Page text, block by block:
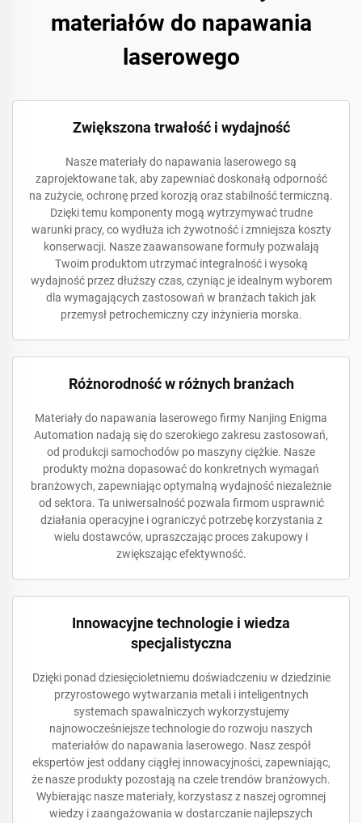
materiałów do napawania
laserowego
Zwiększona trwałość i wydajność
Nasze materiały do napawania laserowego są
zaprojektowane tak, aby zapewniać doskonałą odporność
na zużycie, ochronę przed korozją oraz stabilność termiczną.
Dzięki temu komponenty mogą wytrzymywać trudne
warunki pracy, co wydłuża ich żywotność i zmniejsza koszty
konserwacji. Nasze zaawansowane formuły pozwalają
Twoim produktom utrzymać integralność i wysoką
wydajność przez dłuższy czas, czyniąc je idealnym wyborem
dla wymagających zastosowań w branżach takich jak
przemysł petrochemiczny czy inżynieria morska.
Różnorodność w różnych branżach
Materiały do napawania laserowego firmy Nanjing Enigma
Automation nadają się do szerokiego zakresu zastosowań,
od produkcji samochodów po maszyny ciężkie. Nasze
produkty można dopasować do konkretnych wymagań
branżowych, zapewniając optymalną wydajność niezależnie
od sektora. Ta uniwersalność pozwala firmom usprawnić
działania operacyjne i ograniczyć potrzebę korzystania z
wielu dostawców, upraszczając proces zakupowy i
zwiększając efektywność.
Innowacyjne technologie i wiedza
specjalistyczna
Dzięki ponad dziesięcioletniemu doświadczeniu w dziedzinie
przyrostowego wytwarzania metali i inteligentnych
systemach spawalniczych wykorzystujemy
najnowocześniejsze technologie do rozwoju naszych
materiałów do napawania laserowego. Nasz zespół
ekspertów jest oddany ciągłej innowacyjności, zapewniając,
że nasze produkty pozostają na czele trendów branżowych.
Wybierając nasze materiały, korzystasz z naszej ogromnej
wiedzy i zaangażowania w dostarczanie najlepszych